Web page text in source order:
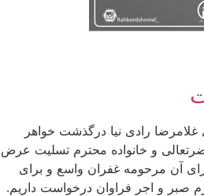
غلامرضا رادى نيا درگذشت خواهر
و خانواده محترم تسلیت عرض
آن مرحومه غفران واسع و برای
صبر و اجر فراوان درخواست داریم.